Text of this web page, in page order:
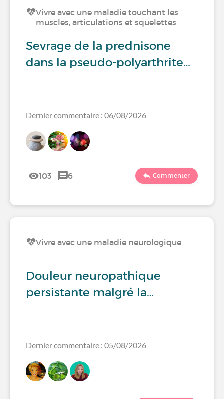
Vivre avec une maladie touchant les
muscles, articulations et squelettes
Sevrage de la prednisone
dans la pseudo-polyarthrite…
Dernier commentaire : 06/08/2026
103 6 Commenter
Vivre avec une maladie neurologique
Douleur neuropathique
persistante malgré la…
Dernier commentaire : 05/08/2026